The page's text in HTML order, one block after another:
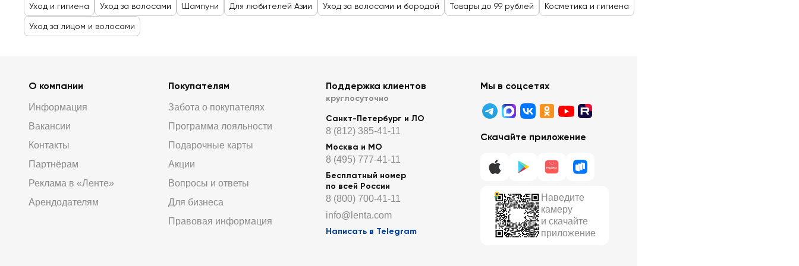
Уход и гигиена Уход за волосами Шампуни Для любителей Азии Уход за волосами и бородой Товары до 99 рублей Косметика и гигиена
Уход за лицом и волосами
О компании
Информация
Вакансии
Контакты
Партнёрам
Реклама в «Ленте»
Арендодателям
Покупателям
Забота о покупателях
Программа лояльности
Подарочные карты
Акции
Вопросы и ответы
Для бизнеса
Правовая информация
Поддержка клиентов
круглосуточно
Санкт-Петербург и ЛО
8 (812) 385-41-11
Москва и МО
8 (495) 777-41-11
Бесплатный номер
по всей России
8 (800) 700-41-11
info@lenta.com
Написать в Telegram
Мы в соцсетях
Скачайте приложение
Наведите
камеру
и скачайте
приложение